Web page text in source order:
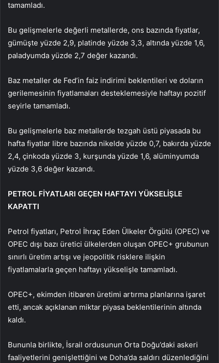
tamamladı.
Bu gelişmelerle değerli metallerde, ons bazında fiyatlar,
gümüşte yüzde 2,9, platinde yüzde 3,3, altında yüzde 1,6,
paladyumda yüzde 2,7 değer kazandı.
Baz metaller de Fed’in faiz indirimi beklentileri ve doların
gerilemesinin fiyatlamaları desteklemesiyle haftayı pozitif
seyirle tamamladı.
Bu gelişmelerle baz metallerde tezgah üstü piyasada bu
hafta fiyatlar libre bazında nikelde yüzde 0,7, bakırda yüzde
2,4, çinkoda yüzde 3, kurşunda yüzde 1,6, alüminyumda
yüzde 3,6 değer kazandı.
PETROL FİYATLARI GEÇEN HAFTAYI YÜKSELİŞLE
KAPATTI
Petrol fiyatları, Petrol İhraç Eden Ülkeler Örgütü (OPEC) ve
OPEC dışı bazı üretici ülkelerden oluşan OPEC+ grubunun
sınırlı üretim artışı ve jeopolitik risklere ilişkin
fiyatlamalarla geçen haftayı yükselişle tamamladı.
OPEC+, ekimden itibaren üretimi artırma planlarına işaret
etti, ancak açıklanan miktar piyasa beklentilerinin altında
kaldı.
Bununla birlikte, İsrail ordusunun Orta Doğu’daki askeri
faaliyetlerini genişlettiğini ve Doha’da saldırı düzenlediğini